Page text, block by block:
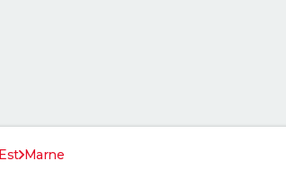
Marne